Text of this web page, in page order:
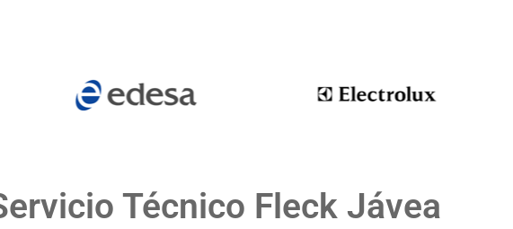
Técnico Fleck Jávea